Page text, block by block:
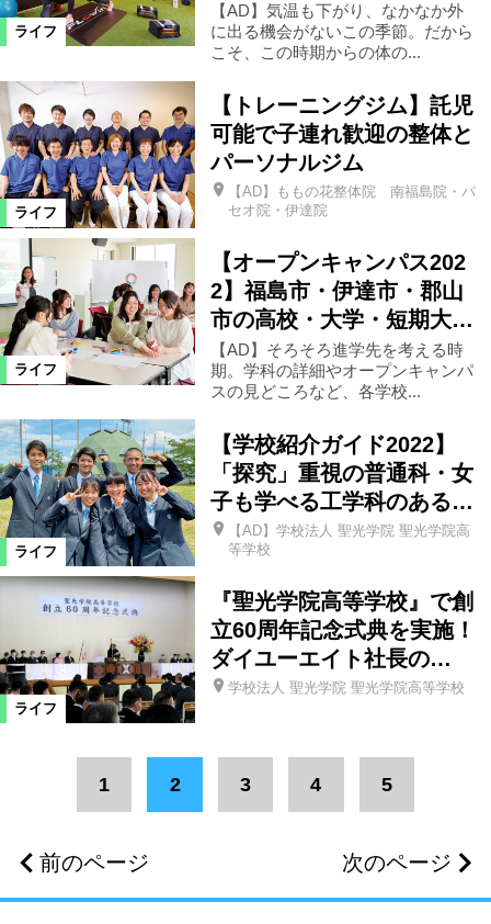
ライフ
【AD】気温も下がり、なかなか外
に出る機会がないこの季節。だから
こそ、この時期からの体の...
ライフ
【トレーニングジム】託児
可能で子連れ歓迎の整体と
パーソナルジム
【AD】ももの花整体院 南福島院・パ
セオ院・伊達院
ライフ
【オープンキャンパス202
2】福島市・伊達市・郡山
市の高校・大学・短期大…
【AD】そろそろ進学先を考える時
期。学科の詳細やオープンキャンパ
スの見どころなど、各学校...
ライフ
【学校紹介ガイド2022】
「探究」重視の普通科・女
子も学べる工学科のある…
【AD】学校法人 聖光学院 聖光学院高
等学校
ライフ
『聖光学院高等学校』で創
立60周年記念式典を実施！
ダイユーエイト社長の…
学校法人 聖光学院 聖光学院高等学校
前のページ
1 2 3 4 5
次のページ